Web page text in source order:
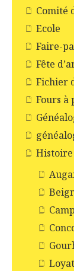
Comité
Ecole
Faire-
Fête
Fichier
Fours à
Histoire
Loyat